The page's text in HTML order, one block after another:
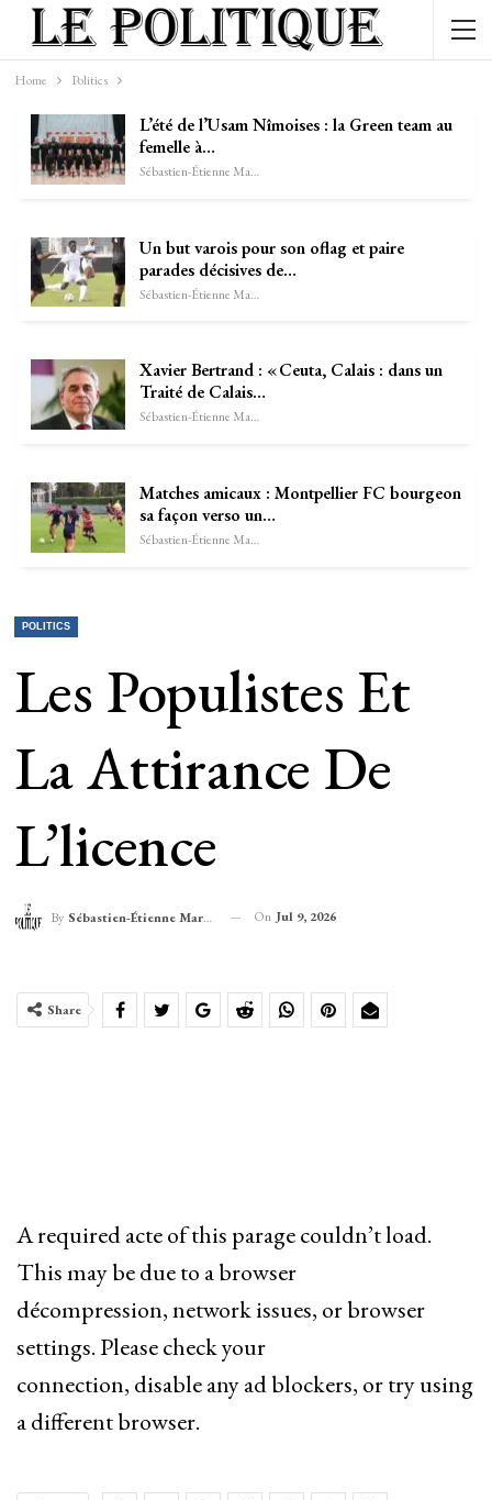
Home Politics
L’été de l’Usam Nîmoises : la Green team au
femelle à…
Sébastien-Étienne Marechal
Un but varois pour son oflag et paire
parades décisives de…
Sébastien-Étienne Marechal
Xavier Bertrand : « Ceuta, Calais : dans un
Traité de Calais…
Sébastien-Étienne Marechal
Matches amicaux : Montpellier FC bourgeon
sa façon verso un…
Sébastien-Étienne Marechal
POLITICS
Les Populistes Et
La Attirance De
L’licence
By Sébastien-Étienne Marechal On Jul 9, 2026
Share
A required acte of this parage couldn’t load.
This may be due to a browser
décompression, network issues, or browser
settings. Please check your
connection, disable any ad blockers, or try using
a different browser.